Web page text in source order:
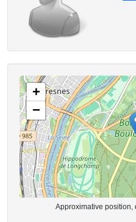
+
−
Approximative position,